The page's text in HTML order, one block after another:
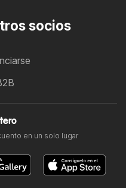
socios
en un solo lugar